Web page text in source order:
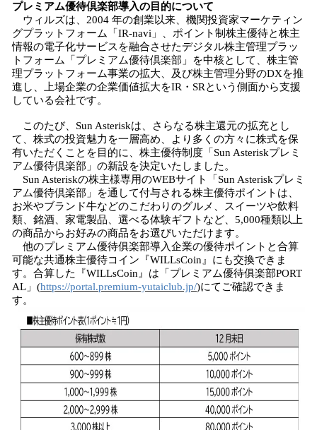
プレミアム優待倶楽部導入の目的について
ウィルズは、2004 年の創業以来、機関投資家マーケティン
グプラットフォーム「IR-navi」、ポイント制株主優待と株主
情報の電子化サービスを融合させたデジタル株主管理プラッ
トフォーム「プレミアム優待倶楽部」を中核として、株主管
理プラットフォーム事業の拡大、及び株主管理分野のDXを推
進し、上場企業の企業価値拡大をIR・SRという側面から支援
している会社です。
このたび、Sun Asteriskは、さらなる株主還元の拡充とし
て、株式の投資魅力を一層高め、より多くの方々に株式を保
有いただくことを目的に、株主優待制度「Sun Asteriskプレミ
アム優待倶楽部」の新設を決定いたしました。
Sun Asteriskの株主様専用のWEBサイト「Sun Asteriskプレミ
アム優待倶楽部」を通して付与される株主優待ポイントは、
お米やブランド牛などのこだわりのグルメ、スイーツや飲料
類、銘酒、家電製品、選べる体験ギフトなど、5,000種類以上
の商品からお好みの商品をお選びいただけます。
他のプレミアム優待俱楽部導入企業の優待ポイントと合算
可能な共通株主優待コイン『WILLsCoin』にも交換できま
す。合算した『WILLsCoin』は「プレミアム優待俱楽部PORT
AL」(https://portal.premium-yutaiclub.jp/)にてご確認できま
す。